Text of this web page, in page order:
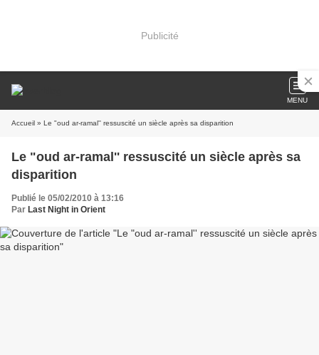
Publicité
MENU
Accueil » Le "oud ar-ramal'' ressuscité un siècle après sa disparition
Le "oud ar-ramal'' ressuscité un siècle après sa
disparition
Publié le 05/02/2010 à 13:16
Par Last Night in Orient